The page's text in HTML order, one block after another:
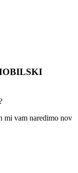
mi vam naredimo nov